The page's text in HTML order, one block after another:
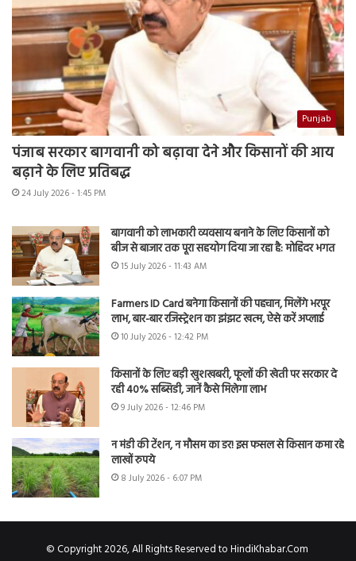
Punjab
पंजाब सरकार बागवानी को बढ़ावा देने और किसानों की आय
बढ़ाने के लिए प्रतिबद्ध
24 July 2026 - 1:45 PM
बागवानी को लाभकारी व्यवसाय बनाने के लिए किसानों को
बीज से बाजार तक पूरा सहयोग दिया जा रहा है: मोहिंदर भगत
15 July 2026 - 11:43 AM
Farmers ID Card बनेगा किसानों की पहचान, मिलेंगे भरपूर
लाभ, बार-बार रजिस्ट्रेशन का झंझट खत्म, ऐसे करें अप्लाई
10 July 2026 - 12:42 PM
किसानों के लिए बड़ी खुशखबरी, फूलों की खेती पर सरकार दे
रही 40% सब्सिडी, जानें कैसे मिलेगा लाभ
9 July 2026 - 12:46 PM
न मंडी की टेंशन, न मौसम का डर! इस फसल से किसान कमा रहे
लाखों रुपये
8 July 2026 - 6:07 PM
© Copyright 2026, All Rights Reserved to HindiKhabar.Com